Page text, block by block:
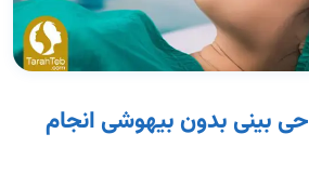
بینی بدون بیهوشی انجام